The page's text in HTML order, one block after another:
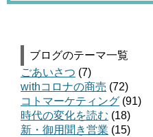
ブログのテーマ一覧
ごあいさつ (7)
withコロナの商売 (72)
コトマーケティング (91)
時代の変化を読む (18)
新・御用聞き営業 (15)